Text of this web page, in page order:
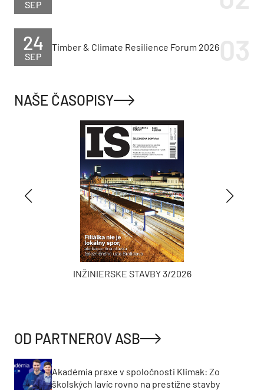
SEP
SEP
24 Timber & Climate Resilience Forum 2026
NAŠE ČASOPISY
INŽINIERSKE STAVBY 3/2026
OD PARTNEROV ASB
Akadémia praxe v spoločnosti Klimak: Zo
školských lavíc rovno na prestížne stavby